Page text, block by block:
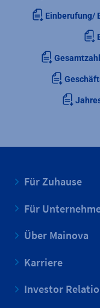
Einberufung/
Für Zuhause
Für
Über Mainova
Karriere
Investor